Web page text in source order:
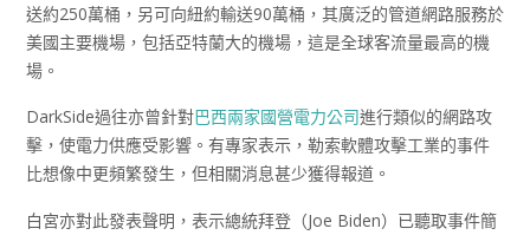
送約250萬桶，另可向紐約輸送90萬桶，其廣泛的管道網路服務於
美國主要機場，包括亞特蘭大的機場，這是全球客流量最高的機
場。
DarkSide過往亦曾針對巴西兩家國營電力公司進行類似的網路攻
擊，使電力供應受影響。有專家表示，勒索軟體攻擊工業的事件
比想像中更頻繁發生，但相關消息甚少獲得報道。
白宮亦對此發表聲明，表示總統拜登（Joe Biden）已聽取事件簡